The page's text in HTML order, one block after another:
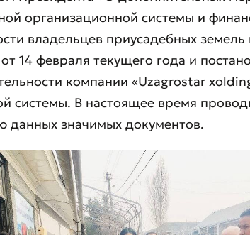
организационной системы и
владельцев приусадебных земель
от 14 февраля текущего года и
компании «Uzagrostar
системы. В настоящее время
данных значимых документов.